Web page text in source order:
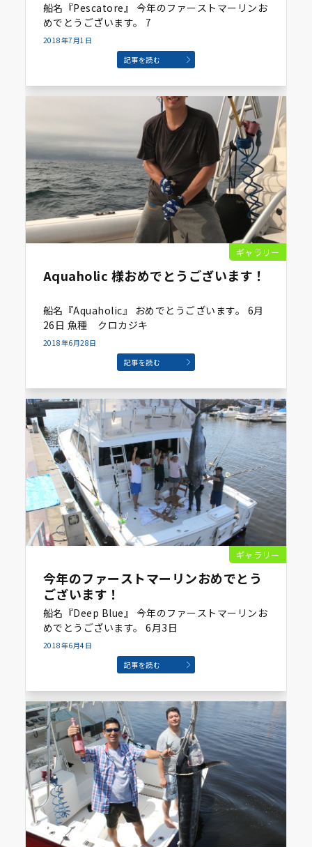
船名『Pescatore』 今年のファーストマーリンお
めでとうございます。 7
2018年7月1日
記事を読む
ギャラリー
Aquaholic 様おめでとうございます！
船名『Aquaholic』 おめでとうございます。 6月
26日 魚種 クロカジキ
2018年6月28日
記事を読む
ギャラリー
今年のファーストマーリンおめでとう
ございます！
船名『Deep Blue』 今年のファーストマーリンお
めでとうございます。 6月3日
2018年6月4日
記事を読む